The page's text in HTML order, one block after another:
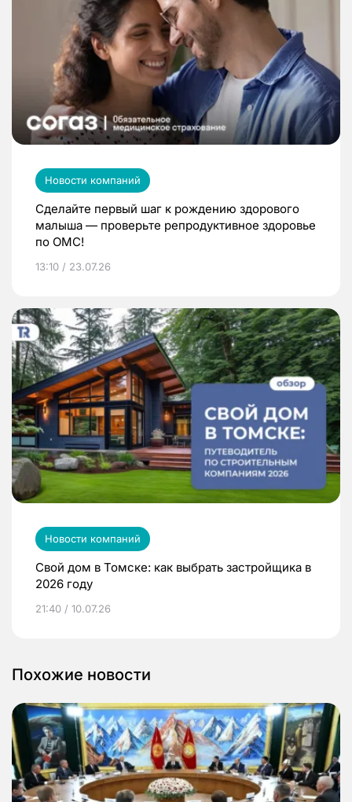
Новости компаний
Сделайте первый шаг к рождению здорового
малыша — проверьте репродуктивное здоровье
по ОМС!
13:10 / 23.07.26
Новости компаний
Свой дом в Томске: как выбрать застройщика в
2026 году
21:40 / 10.07.26
Похожие новости